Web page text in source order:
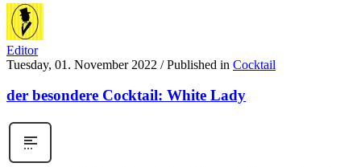
Editor
Tuesday, 01. November 2022 / Published in Cocktail
der besondere Cocktail: White Lady